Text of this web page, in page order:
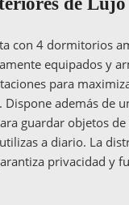
con 4 dormitorios
equipados y
para
Dispone además de
guardar objetos
a diario. La
privacidad y